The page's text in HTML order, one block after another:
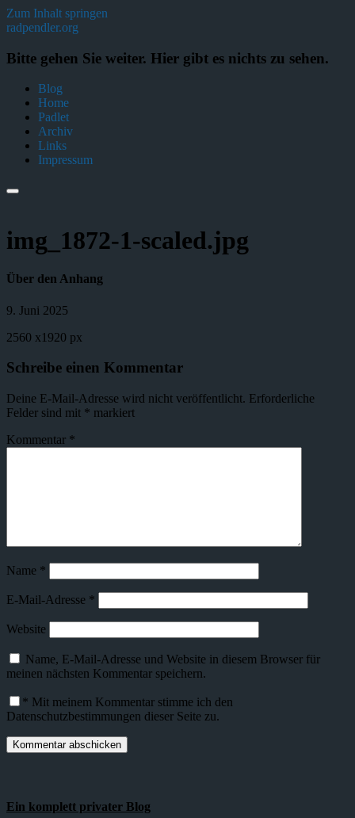
Zum Inhalt springen
radpendler.org
Bitte gehen Sie weiter. Hier gibt es nichts zu sehen.
Blog
Home
Padlet
Archiv
Links
Impressum
img_1872-1-scaled.jpg
Über den Anhang
9. Juni 2025
2560 x1920 px
Schreibe einen Kommentar
Deine E-Mail-Adresse wird nicht veröffentlicht. Erforderliche
Felder sind mit * markiert
Kommentar *
Name *
E-Mail-Adresse *
Website
Name, E-Mail-Adresse und Website in diesem Browser für
meinen nächsten Kommentar speichern.
* Mit meinem Kommentar stimme ich den
Datenschutzbestimmungen dieser Seite zu.
Ein komplett privater Blog